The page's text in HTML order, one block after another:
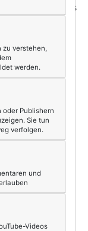
auch noch das
Jahren.
zu verstehen,
werden.
oder Publishern
Sie tun
verfolgen.
und
Videos